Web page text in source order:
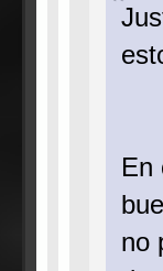
En
no